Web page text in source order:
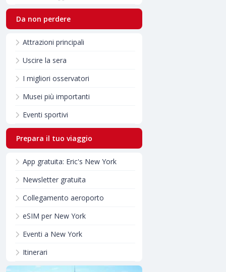
Da non perdere
Attrazioni principali
Uscire la sera
I migliori osservatori
Musei più importanti
Eventi sportivi
Prepara il tuo viaggio
App gratuita: Eric's New York
Newsletter gratuita
Collegamento aeroporto
eSIM per New York
Eventi a New York
Itinerari